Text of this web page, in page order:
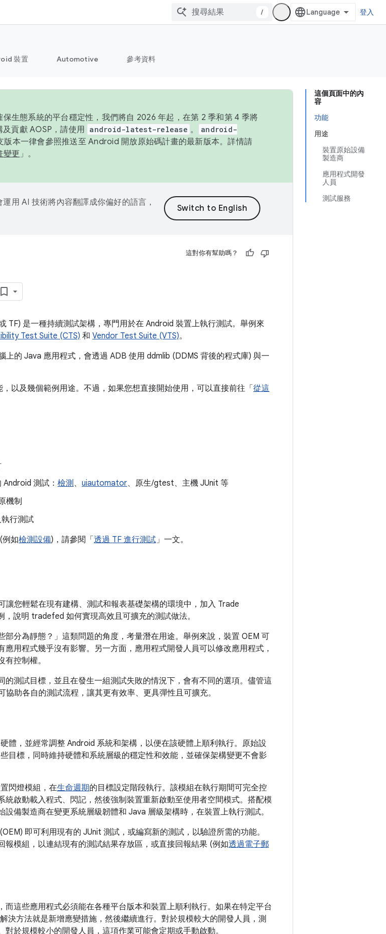
/ 登入
裝置 Automotive 參考資料
這個頁面中的內
容
功能
用途
裝置原始設備
製造商
應用程式開發
人員
測試服務
生態系統的平台穩定性，我們將自 2026 年起，在第 2 季和第 4 季將
貢獻 AOSP，請使用 android-latest-release 。
android-
版本一律會參照推送至 Android 開放原始碼計畫的最新版本。詳情請
變更 」。
用 AI 技術將內容翻譯成你偏好的語言，
這對你有幫助嗎？
TF) 是一種持續測試架構，專門用於在 Android 裝置上執行測試。舉例來
Test Suite (CTS) 和 Vendor Test Suite (VTS)。
上的 Java 應用程式，會透過 ADB 使用 ddmlib (DDMS 背後的程式庫) 與一
以及幾個範例用途。不過，如果您想直接開始使用，可以直接前往「 從這
測試： 檢測 、 uiautomator、原生/gtest、主機 JUnit 等
機制
行測試
例如檢測設備)，請參閱「 透過 TF 進行測試」一文。
讓您輕鬆在現有建構、測試和報表基礎架構的環境中，加入 Trade
說明 tradefed 如何實現高效且可擴充的測試做法。
部分為靜態？」這類問題的角度，考量潛在用途。舉例來說，裝置 OEM 可
應用程式幾乎沒有影響。另一方面，應用程式開發人員可以修改應用程式，
控制權。
的測試目標，並且在發生一組測試失敗的情況下，會有不同的選項。儘管這
助各自的測試流程，讓其更有效率、更具彈性且可擴充。
體，並經常調整 Android 系統和架構，以便在該硬體上順利執行。原始設
目標，同時維持硬體和系統層級的穩定性和效能，並確保架構變更不會影
閃燈模組，在生命週期的目標設定階段執行。該模組在執行期間可完全控
統啟動載入程式、閃記，然後強制裝置重新啟動至使用者空間模式。搭配模
備製造商在變更系統層級韌體和 Java 層級架構時，在裝置上執行測試。
即可利用現有的 JUnit 測試，或編寫新的測試，以驗證所需的功能。
報模組，以連結現有的測試結果存放區，或直接回報結果 (例如透過電子郵
而這些應用程式必須能在各種平台版本和裝置上順利執行。如果在特定平台
決方法就是新增應變措施，然後繼續進行。對於規模較大的開發人員，測
於規模較小的開發人員，這項作業可能會定期或手動啟動。